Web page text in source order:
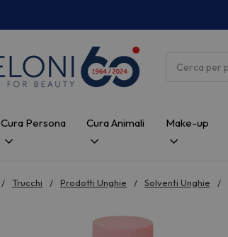
Cura Persona Cura Animali Make-up
Trucchi Prodotti Unghie Solventi Unghie